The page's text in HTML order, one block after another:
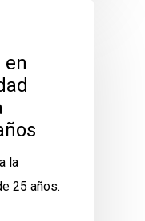
en
la
25 años.